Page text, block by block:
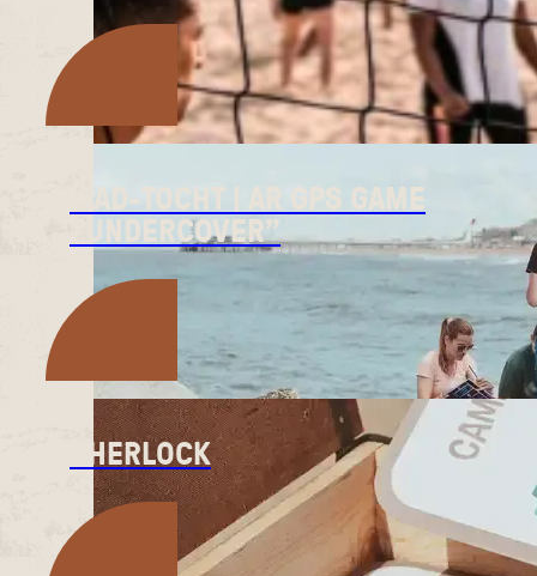
IPAD-TOCHT | AR GPS GAME
”UNDERCOVER”
SHERLOCK